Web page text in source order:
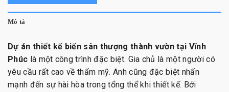
Mô tả
Dự án thiết kế biến sân thượng thành vườn tại Vĩnh
Phúc là một công trình đặc biệt. Gia chủ là một người có
yêu cầu rất cao về thẩm mỹ. Anh cũng đặc biệt nhấn
mạnh đến sự hài hòa trong tổng thể khi thiết kế. Bởi